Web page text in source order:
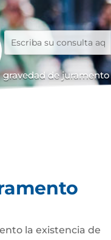
gravedad de juramento
la existencia de